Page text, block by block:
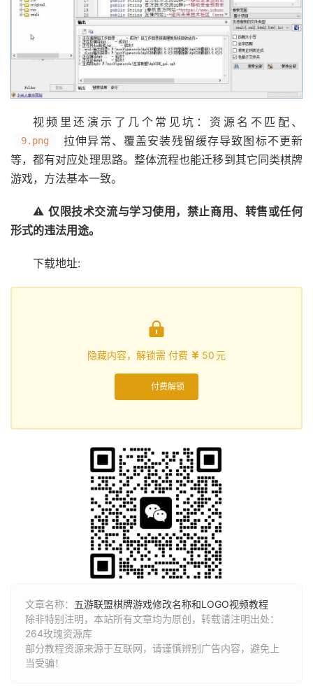
视频里还演示了几个常见坑：资源名不匹配、
9.png
拉伸异常、覆盖安装残留缓存导致图标不更新
等，都有对应处理思路。整体流程也能迁移到其它同类棋牌
游戏，方法基本一致。
⚠️仅限技术交流与学习使用，禁止商用、转售或任何
形式的违法用途。
下载地址:

隐藏内容，解锁需 付费  50元
付费解锁
文章名称： 五游联盟棋牌游戏修改名称和LOGO视频教程
除非特别注明，本站所有文章均为原创，转载请注明出处：
264玫瑰资源库
部分教程资源来源于互联网，请谨慎辨别广告内容，避免上
当受骗！